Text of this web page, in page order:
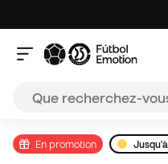
En promotion Jusqu'à